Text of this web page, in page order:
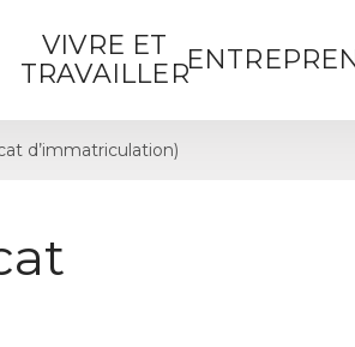
VIVRE ET
TRAVAILLER
d’immatriculation)